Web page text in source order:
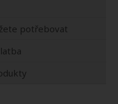
potřebovat